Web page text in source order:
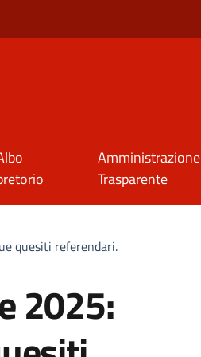
Amministrazione
Trasparente
quesiti referendari.
2025: